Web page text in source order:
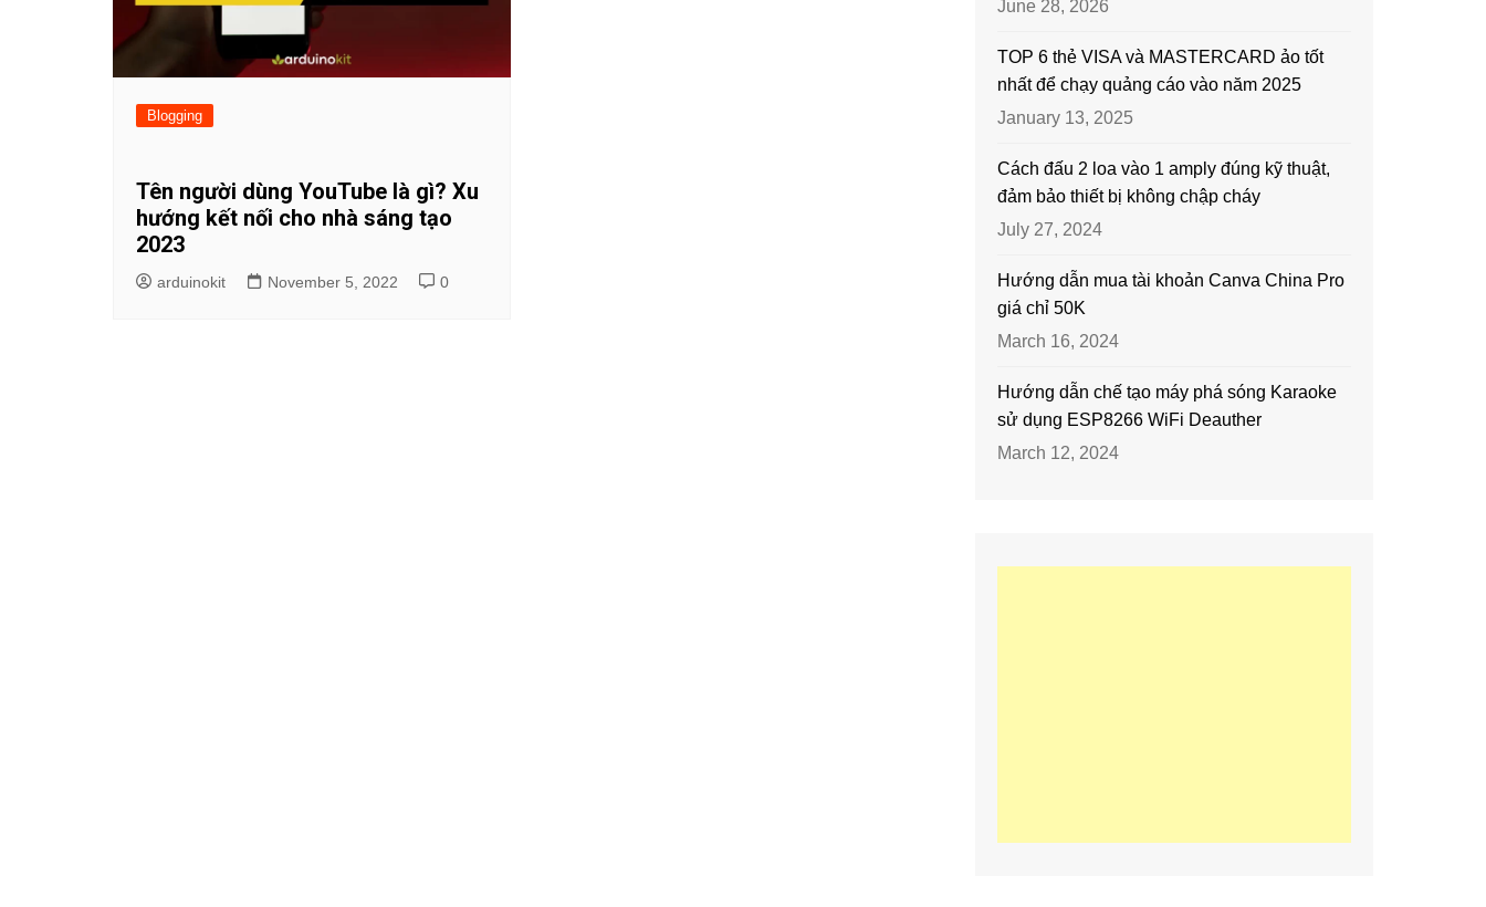
Blogging
Tên người dùng YouTube là gì? Xu
hướng kết nối cho nhà sáng tạo
2023
arduinokit November 5, 2022 0
June 28, 2026
TOP 6 thẻ VISA và MASTERCARD ảo tốt
nhất để chạy quảng cáo vào năm 2025
January 13, 2025
Cách đấu 2 loa vào 1 amply đúng kỹ thuật,
đảm bảo thiết bị không chập cháy
July 27, 2024
Hướng dẫn mua tài khoản Canva China Pro
giá chỉ 50K
March 16, 2024
Hướng dẫn chế tạo máy phá sóng Karaoke
sử dụng ESP8266 WiFi Deauther
March 12, 2024